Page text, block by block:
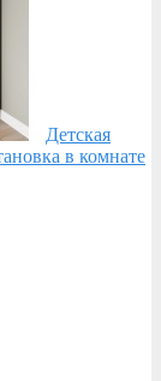
Детская
в комнате